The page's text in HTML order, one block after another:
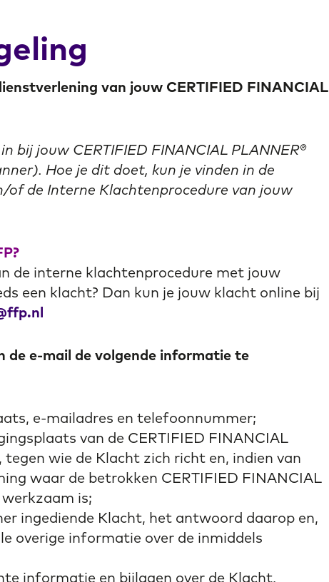
van jouw CERTIFIED FINANCIAL
bij jouw CERTIFIED FINANCIAL PLANNER®
Hoe je dit doet, kun je vinden in de
of de Interne Klachtenprocedure van jouw
de interne klachtenprocedure met jouw
een klacht? Dan kun je jouw klacht online bij
de e-mail de volgende informatie te
e-mailadres en telefoonnummer;
van de CERTIFIED FINANCIAL
tegen wie de Klacht zich richt en, indien van
waar de betrokken CERTIFIED FINANCIAL
is;
ingediende Klacht, het antwoord daarop en,
overige informatie over de inmiddels
informatie en bijlagen over de Klacht.